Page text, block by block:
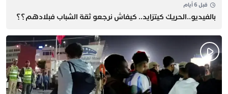
قبل 6 أيام
بالفيديو..الحريك كيتزايد.. كيفاش نرجعو ثقة الشباب فبلادهم؟؟